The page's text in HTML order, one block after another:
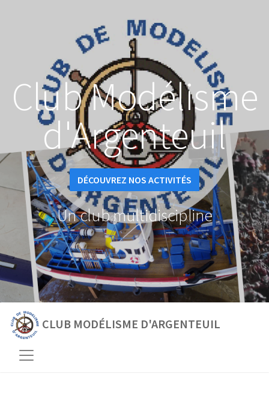
Club Modélisme
d'Argenteuil
DÉCOUVREZ NOS ACTIVITÉS
Un club multidiscipline
CLUB MODÉLISME D'ARGENTEUIL